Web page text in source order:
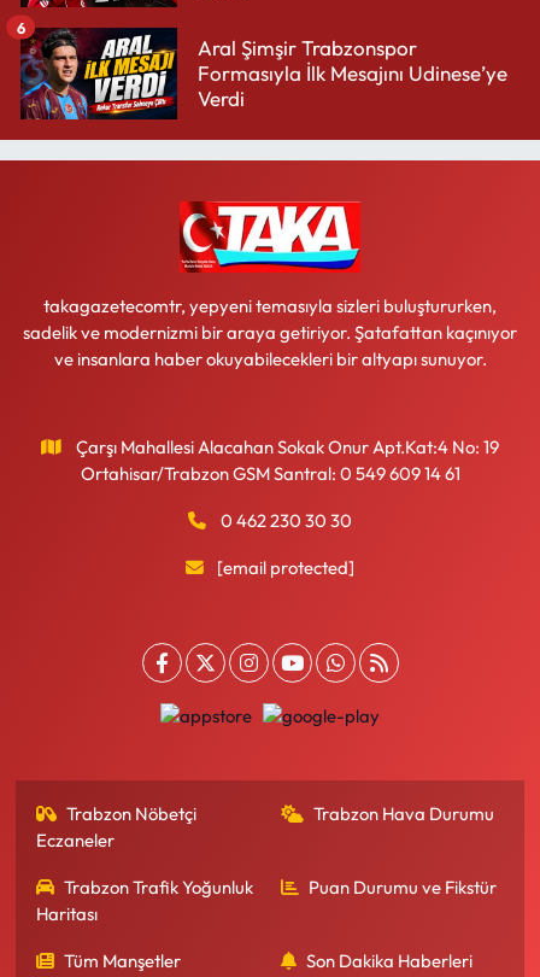
Aral Şimşir Trabzonspor
Formasıyla İlk Mesajını Udinese’ye
Verdi
6
takagazetecomtr, yepyeni temasıyla sizleri buluştururken,
sadelik ve modernizmi bir araya getiriyor. Şatafattan kaçınıyor
ve insanlara haber okuyabilecekleri bir altyapı sunuyor.
Çarşı Mahallesi Alacahan Sokak Onur Apt.Kat:4 No: 19
Ortahisar/Trabzon GSM Santral: 0 549 609 14 61
0 462 230 30 30
[email protected]
Trabzon Nöbetçi
Eczaneler
Trabzon Hava Durumu
Trabzon Trafik Yoğunluk
Haritası
Puan Durumu ve Fikstür
Tüm Manşetler Son Dakika Haberleri